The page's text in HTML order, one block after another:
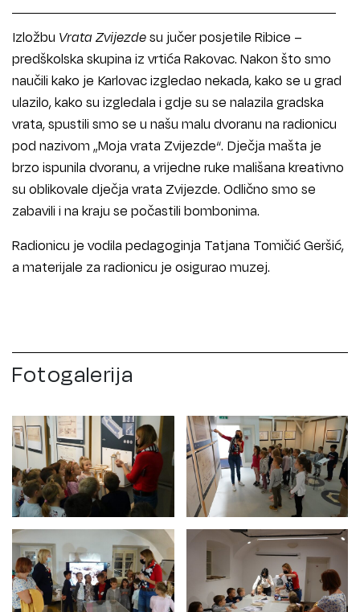
Izložbu Vrata Zvijezdesu jučer posjetile Ribice –
predškolska skupina iz vrtića Rakovac. Nakon što smo
naučili kako je Karlovac izgledao nekada, kako se u grad
ulazilo, kako su izgledala i gdje su se nalazila gradska
vrata, spustili smo se u našu malu dvoranu na radionicu
pod nazivom „Moja vrata Zvijezde“. Dječja mašta je
brzo ispunila dvoranu, a vrijedne ruke mališana kreativno
su oblikovale dječja vrata Zvijezde. Odlično smo se
zabavili i na kraju se počastili bombonima.
Radionicu je vodila pedagoginja Tatjana Tomičić Geršić,
a materijale za radionicu je osigurao muzej.
Fotogalerija